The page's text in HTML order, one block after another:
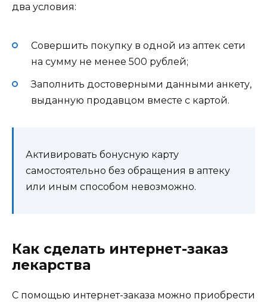
два условия:
Совершить покупку в одной из аптек сети
на сумму не менее 500 рублей;
Заполнить достоверными данными анкету,
выданную продавцом вместе с картой.
Активировать бонусную карту
самостоятельно без обращения в аптеку
или иным способом невозможно.
Как сделать интернет-заказ
лекарства
С помощью интернет-заказа можно приобрести